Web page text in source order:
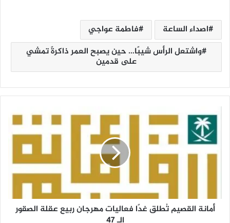
اصداء الساعة
فاطمة عواجي
واشتعل الرأس شيبًا… حين يصبح العمر ذاكرةً تمشي
على قدمين
ة
ص
أمانة القصيم تُطلق غدًا فعاليات مهرجان ربيع عقلة الصقور